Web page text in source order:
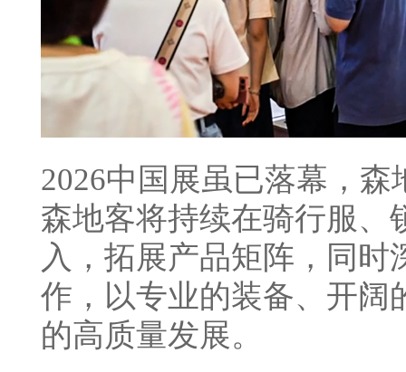
2026中国展虽已落幕，
森地客将持续在骑行服、
入，拓展产品矩阵，同时
作，以专业的装备、开阔
的高质量发展。